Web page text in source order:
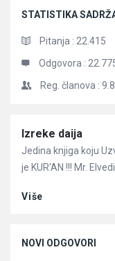
STATISTIKA
Pitanja : 22.415
Odgovora :
Reg. članova :
Članci
Izreke daija
Jedina knjiga koju
je KUR'AN !!! Mr.
Više
NOVI ODGOVORI